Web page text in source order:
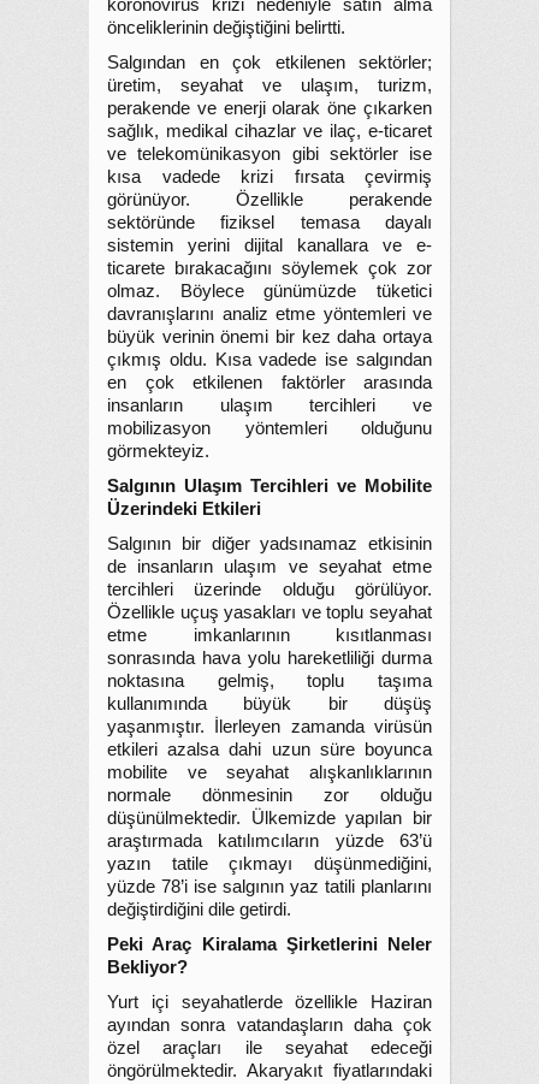
koronovirüs krizi nedeniyle satın alma
önceliklerinin değiştiğini belirtti.
Salgından en çok etkilenen sektörler;
üretim, seyahat ve ulaşım, turizm,
perakende ve enerji olarak öne çıkarken
sağlık, medikal cihazlar ve ilaç, e-ticaret
ve telekomünikasyon gibi sektörler ise
kısa vadede krizi fırsata çevirmiş
görünüyor. Özellikle perakende
sektöründe fiziksel temasa dayalı
sistemin yerini dijital kanallara ve e-
ticarete bırakacağını söylemek çok zor
olmaz. Böylece günümüzde tüketici
davranışlarını analiz etme yöntemleri ve
büyük verinin önemi bir kez daha ortaya
çıkmış oldu. Kısa vadede ise salgından
en çok etkilenen faktörler arasında
insanların ulaşım tercihleri ve
mobilizasyon yöntemleri olduğunu
görmekteyiz.
Salgının Ulaşım Tercihleri ve Mobilite
Üzerindeki Etkileri
Salgının bir diğer yadsınamaz etkisinin
de insanların ulaşım ve seyahat etme
tercihleri üzerinde olduğu görülüyor.
Özellikle uçuş yasakları ve toplu seyahat
etme imkanlarının kısıtlanması
sonrasında hava yolu hareketliliği durma
noktasına gelmiş, toplu taşıma
kullanımında büyük bir düşüş
yaşanmıştır. İlerleyen zamanda virüsün
etkileri azalsa dahi uzun süre boyunca
mobilite ve seyahat alışkanlıklarının
normale dönmesinin zor olduğu
düşünülmektedir. Ülkemizde yapılan bir
araştırmada katılımcıların yüzde 63’ü
yazın tatile çıkmayı düşünmediğini,
yüzde 78’i ise salgının yaz tatili planlarını
değiştirdiğini dile getirdi.
Peki Araç Kiralama Şirketlerini Neler
Bekliyor?
Yurt içi seyahatlerde özellikle Haziran
ayından sonra vatandaşların daha çok
özel araçları ile seyahat edeceği
öngörülmektedir. Akaryakıt fiyatlarındaki